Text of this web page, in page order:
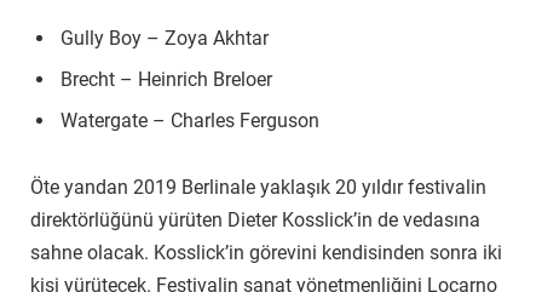
Gully Boy – Zoya Akhtar
Brecht – Heinrich Breloer
Watergate – Charles Ferguson
Öte yandan 2019 Berlinale yaklaşık 20 yıldır festivalin
direktörlüğünü yürüten Dieter Kosslick’in de vedasına
sahne olacak. Kosslick’in görevini kendisinden sonra iki
kişi yürütecek. Festivalin sanat yönetmenliğini Locarno